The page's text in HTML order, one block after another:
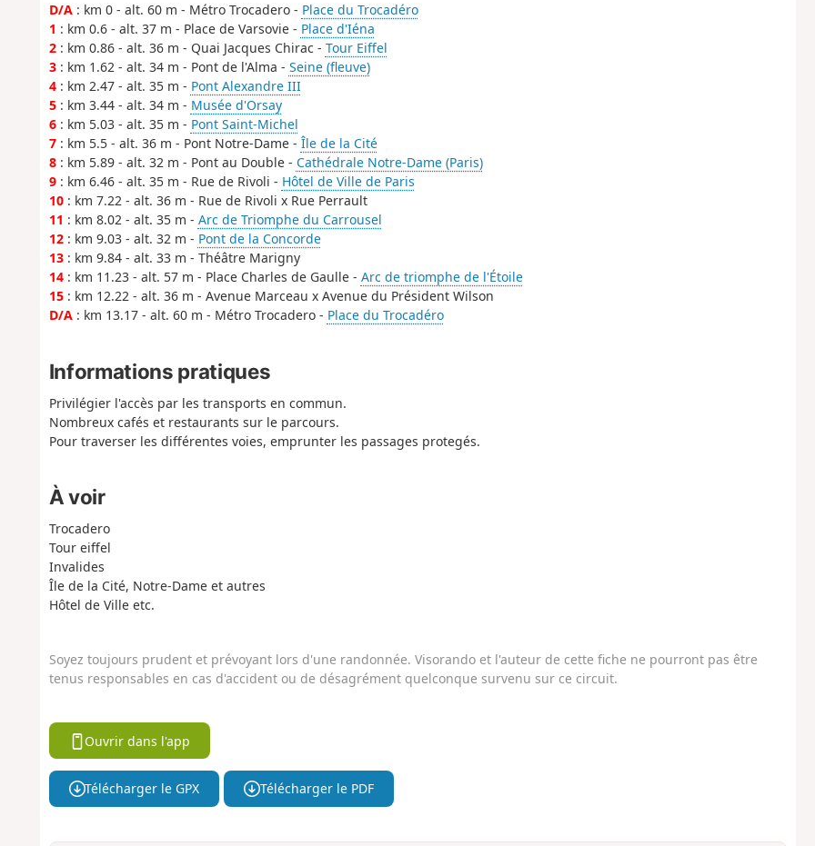
D/A: km 0 - alt. 60 m - Métro Trocadero - Place du Trocadéro
1 : km 0.6 - alt. 37 m - Place de Varsovie - Place d'Iéna
2: km 0.86 - alt. 36 m - Quai Jacques Chirac - Tour Eiffel
3: km 1.62 - alt. 34 m - Pont de l'Alma - Seine (fleuve)
4: km 2.47 - alt. 35 m - Pont Alexandre III
5: km 3.44 - alt. 34 m - Musée d'Orsay
6: km 5.03 - alt. 35 m - Pont Saint-Michel
7: km 5.5 - alt. 36 m - Pont Notre-Dame - Île de la Cité
8: km 5.89 - alt. 32 m - Pont au Double - Cathédrale Notre-Dame (Paris)
9: km 6.46 - alt. 35 m - Rue de Rivoli - Hôtel de Ville de Paris
10: km 7.22 - alt. 36 m - Rue de Rivoli x Rue Perrault
11 : km 8.02 - alt. 35 m - Arc de Triomphe du Carrousel
12: km 9.03 - alt. 32 m - Pont de la Concorde
13: km 9.84 - alt. 33 m - Théâtre Marigny
14: km 11.23 - alt. 57 m - Place Charles de Gaulle - Arc de triomphe de l'Étoile
15: km 12.22 - alt. 36 m - Avenue Marceau x Avenue du Président Wilson
D/A: km 13.17 - alt. 60 m - Métro Trocadero - Place du Trocadéro
Informations pratiques
Privilégier l'accès par les transports en commun.
Nombreux cafés et restaurants sur le parcours.
Pour traverser les différentes voies, emprunter les passages protegés.
À voir
Trocadero
Tour eiffel
Invalides
Île de la Cité, Notre-Dame et autres
Hôtel de Ville etc.
Soyez toujours prudent et prévoyant lors d'une randonnée. Visorando et l'auteur de cette fiche ne pourront pas être
tenus responsables en cas d'accident ou de désagrément quelconque survenu sur ce circuit.
Ouvrir dans l'app
Télécharger le GPX Télécharger le PDF